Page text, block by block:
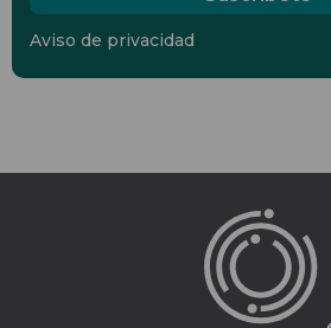
Aviso de privacidad